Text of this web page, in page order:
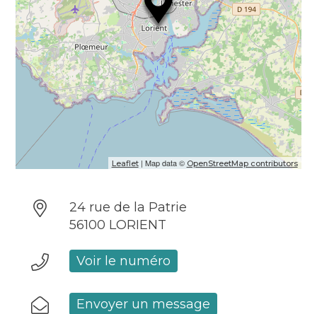
Leaflet| Map data © OpenStreetMap contributors
24 rue de la Patrie
56100 LORIENT
Voir le numéro
Envoyer un message